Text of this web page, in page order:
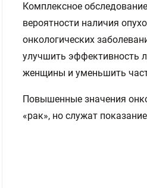
Комплексное
вероятности наличия
онкологических
улучшить эффективность
женщины и уменьшить
Повышенные значения
«рак», но служат